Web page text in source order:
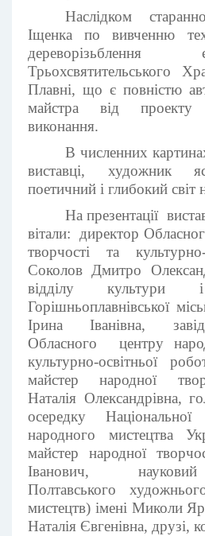
Наслідком
Іщенка по вивченню
Трьохсвятительського
Плавні, що є повністю
майстра від проекту
виконання.
В численних
виставці, художник
поетичний і глибокий світ
На презентації
вітали: директор
творчості та
Соколов Дмитро
відділу
Горішньоплавнівської
Ірина Іванівна,
Обласного центру
культурно-освітньої
майстер народної
Наталія Олександрівна,
осередку
народного мистецтва
майстер народної
Іванович,
Полтавського
мистецтв) імені Миколи
Наталія Євгенівна, друзі,